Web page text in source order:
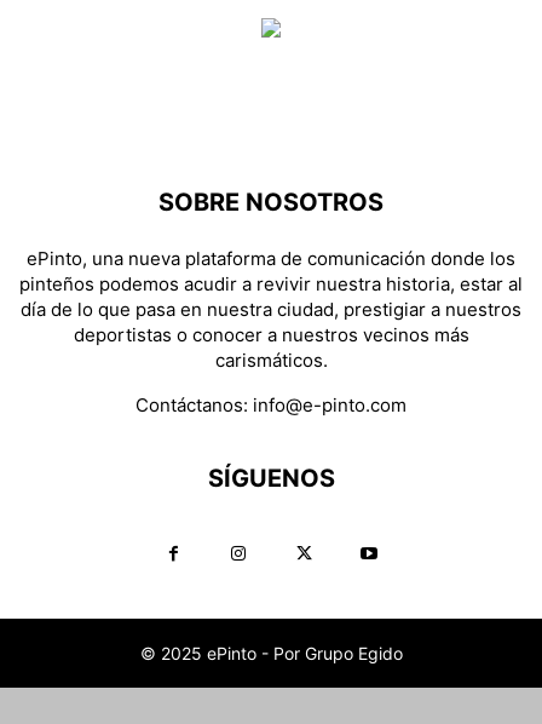
SOBRE NOSOTROS
ePinto, una nueva plataforma de comunicación donde los
pinteños podemos acudir a revivir nuestra historia, estar al
día de lo que pasa en nuestra ciudad, prestigiar a nuestros
deportistas o conocer a nuestros vecinos más
carismáticos.
Contáctanos: info@e-pinto.com
SÍGUENOS
© 2025 ePinto - Por Grupo Egido